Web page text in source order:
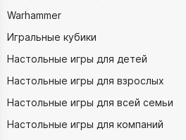
Warhammer
Игральные кубики
Настольные игры для детей
Настольные игры для взрослых
Настольные игры для всей семьи
Настольные игры для компаний